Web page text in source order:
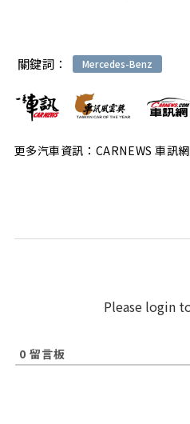
關鍵詞： Mercedes-Benz
更多汽車資訊：CARNEWS 車訊網
Please login
0 留言板